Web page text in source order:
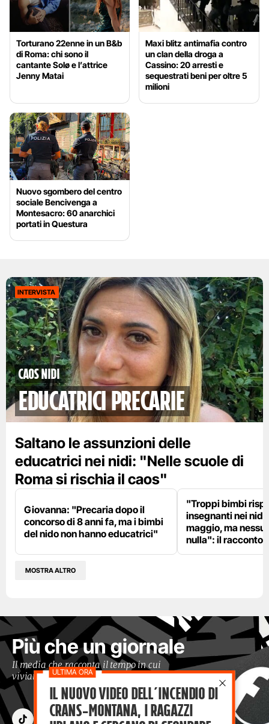
Torturano 22enne in un B&b
di Roma: chi sono il
cantante Solø e l’attrice
Jenny Matai
Maxi blitz antimafia contro
un clan della droga a
Cassino: 20 arresti e
sequestrati beni per oltre 5
milioni
Nuovo sgombero del centro
sociale Bencivenga a
Montesacro: 60 anarchici
portati in Questura
INTERVISTA
Caos nidi
educatrici precarie
Saltano le assunzioni delle
educatrici nei nidi: "Nelle scuole di
Roma si rischia il caos"
Giovanna: "Precaria dopo il
concorso di 8 anni fa, ma i bimbi
del nido non hanno educatrici"
"Troppi bimbi
insegnanti nei
maggio, ma
nulla": il racconto
MOSTRA ALTRO
Più che un giornale
Il media che racconta il tempo in cui
viviamo con occhi moderni
Il nuovo video dell’incendio di
Crans-Montana, i ragazzi